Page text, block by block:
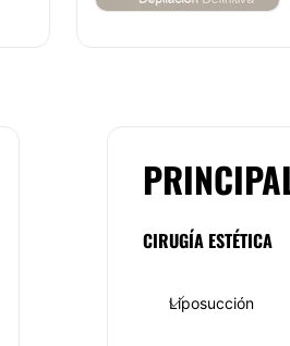
CIRUGÍA ESTÉTICA
Liposucción